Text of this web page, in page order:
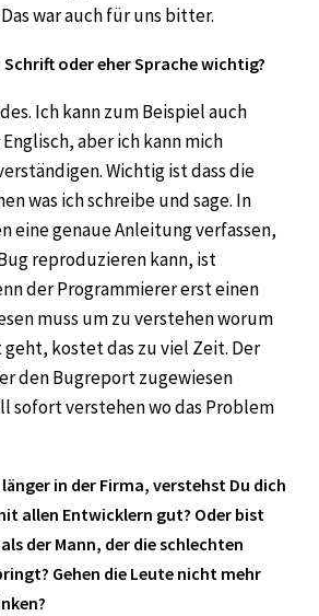
war auch für uns bitter.
Schrift oder eher Sprache wichtig?
Ich kann zum Beispiel auch
aber ich kann mich
Wichtig ist dass die
was ich schreibe und sage. In
eine genaue Anleitung verfassen,
reproduzieren kann, ist
der Programmierer erst einen
muss um zu verstehen worum
kostet das zu viel Zeit. Der
den Bugreport zugewiesen
sofort verstehen wo das Problem
in der Firma, verstehst Du dich
allen Entwicklern gut? Oder bist
der Mann, der die schlechten
Gehen die Leute nicht mehr